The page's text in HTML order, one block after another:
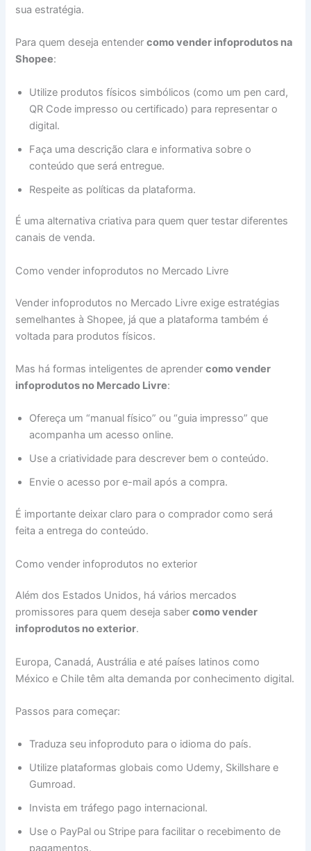
sua estratégia.
Para quem deseja entendercomo vender infoprodutos na
Shopee:
Utilize produtos físicos simbólicos (como um pen card,
QR Code impresso ou certificado) para representar o
digital.
Faça uma descrição clara e informativa sobre o
conteúdo que será entregue.
Respeite as políticas da plataforma.
É uma alternativa criativa para quem quer testar diferentes
canais de venda.
Como vender infoprodutos no Mercado Livre
Vender infoprodutos no Mercado Livre exige estratégias
semelhantes à Shopee, já que a plataforma também é
voltada para produtos físicos.
Mas há formas inteligentes de aprendercomo vender
infoprodutos no Mercado Livre:
Ofereça um “manual físico” ou “guia impresso” que
acompanha um acesso online.
Use a criatividade para descrever bem o conteúdo.
Envie o acesso por e-mail após a compra.
É importante deixar claro para o comprador como será
feita a entrega do conteúdo.
Como vender infoprodutos no exterior
Além dos Estados Unidos, há vários mercados
promissores para quem deseja sabercomo vender
infoprodutos no exterior.
Europa, Canadá, Austrália e até países latinos como
México e Chile têm alta demanda por conhecimento digital.
Passos para começar:
Traduza seu infoproduto para o idioma do país.
Utilize plataformas globais como Udemy, Skillshare e
Gumroad.
Invista em tráfego pago internacional.
Use o PayPal ou Stripe para facilitar o recebimento de